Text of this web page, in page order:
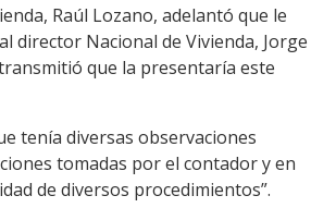
Link
Raúl Lozano, adelantó que le
director Nacional de Vivienda, Jorge
que la presentaría este
tenía diversas observaciones
tomadas por el contador y en
de diversos procedimientos”.